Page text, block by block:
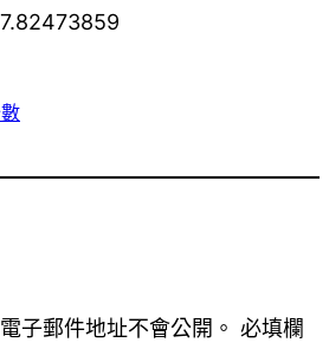
子郵件地址不會公開。 必填欄